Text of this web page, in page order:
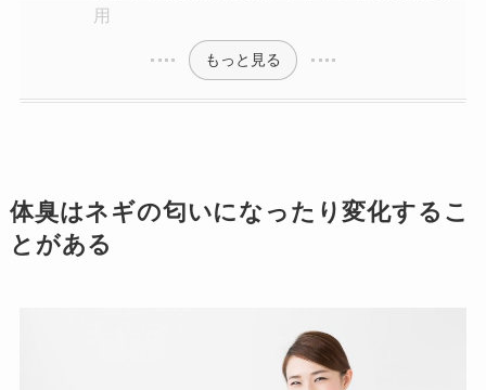
用
もっと見る
体臭はネギの匂いになったり変化するこ
とがある